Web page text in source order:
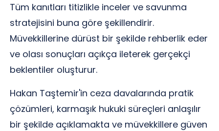
Tüm kanıtları titizlikle inceler ve savunma
stratejisini buna göre şekillendirir.
Müvekkillerine dürüst bir şekilde rehberlik eder
ve olası sonuçları açıkça ileterek gerçekçi
beklentiler oluşturur.
Hakan Taştemir'in ceza davalarında pratik
çözümleri, karmaşık hukuki süreçleri anlaşılır
bir şekilde açıklamakta ve müvekkillere güven